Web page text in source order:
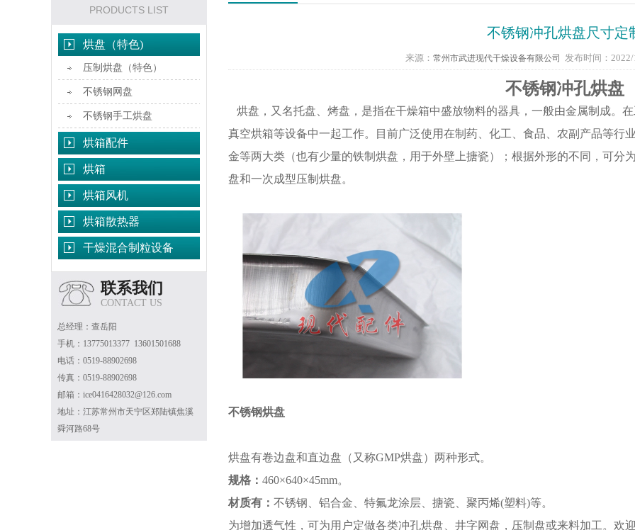
PRODUCTS LIST
烘盘（特色)
压制烘盘（特色）
不锈钢网盘
不锈钢手工烘盘
烘箱配件
烘箱
烘箱风机
烘箱散热器
干燥混合制粒设备
联系我们
CONTACT US
总经理：查岳阳
手机：13775013377 13601501688
电话：0519-88902698
传真：0519-88902698
邮箱：ice0416428032@126.com
地址：江苏常州市天宁区郑陆镇焦溪
舜河路68号
不锈钢冲孔烘盘尺寸定
来源： 常州市武进现代干燥设备有限公司 发布时间：
不锈钢冲孔烘盘
烘盘，又名托盘、烤盘，是指在干燥箱中盛放物料的器具，一般由金属制成。
真空烘箱等设备中一起工作。目前广泛使用在制药、化工、食品、农副产品等行
金等两大类（也有少量的铁制烘盘，用于外壁上搪瓷）；根据外形的不同，可分
盘和一次成型压制烘盘。
不锈钢烘盘
烘盘有卷边盘和直边盘（又称GMP烘盘）两种形式。
规格： 460×640×45mm。
材质有： 不锈钢、铝合金、特氟龙涂层、搪瓷、聚丙烯(塑料)等。
为增加透气性，可为用户定做各类冲孔烘盘、井字网盘，压制盘或来料加工。欢